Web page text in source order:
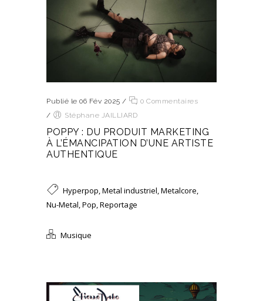
Publié le 06 Fév 2025 /
0 Commentaires
/
Stéphane JAILLIARD
POPPY : DU PRODUIT MARKETING
À L’ÉMANCIPATION D’UNE ARTISTE
AUTHENTIQUE
Hyperpop Metal industriel Metalcore
Nu-Metal Pop Reportage
Musique